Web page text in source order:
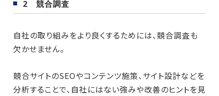
2 競合調査
自社の取り組みをより良くするためには、競合調査も
欠かせません。
競合サイトのSEOやコンテンツ施策、サイト設計などを
分析することで、自社にはない強みや改善のヒントを見